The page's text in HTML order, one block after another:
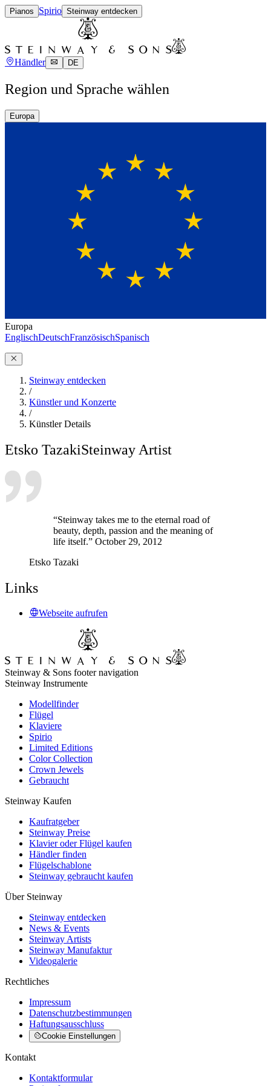
Pianos Spirio Steinway entdecken
Händler DE
Region und Sprache wählen
Europa
Europa
EnglischDeutschFranzösischSpanisch
Steinway entdecken
/
Künstler und Konzerte
/
Künstler Details
Etsko TazakiSteinway Artist
“Steinway takes me to the eternal road of
beauty, depth, passion and the meaning of
life itself.” October 29, 2012
Etsko Tazaki
Links
Webseite aufrufen
Steinway & Sons footer navigation
Steinway Instrumente
Modellfinder
Flügel
Klaviere
Spirio
Limited Editions
Color Collection
Crown Jewels
Gebraucht
Steinway Kaufen
Kaufratgeber
Steinway Preise
Klavier oder Flügel kaufen
Händler finden
Flügelschablone
Steinway gebraucht kaufen
Über Steinway
Steinway entdecken
News & Events
Steinway Artists
Steinway Manufaktur
Videogalerie
Rechtliches
Impressum
Datenschutzbestimmungen
Haftungsausschluss
Cookie Einstellungen
Kontakt
Kontaktformular